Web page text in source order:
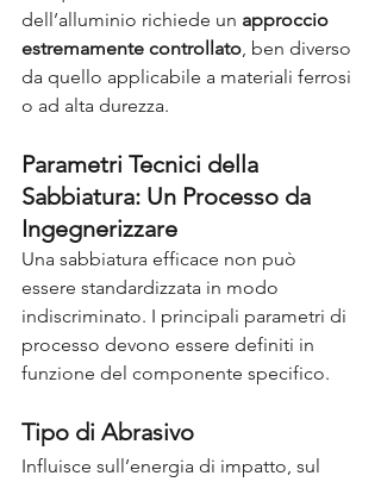
dell’alluminio richiede un approccio
estremamente controllato, ben diverso
da quello applicabile a materiali ferrosi
o ad alta durezza.
Parametri Tecnici della
Sabbiatura: Un Processo da
Ingegnerizzare
Una sabbiatura efficace non può
essere standardizzata in modo
indiscriminato. I principali parametri di
processo devono essere definiti in
funzione del componente specifico.
Tipo di Abrasivo
Influisce sull’energia di impatto, sul